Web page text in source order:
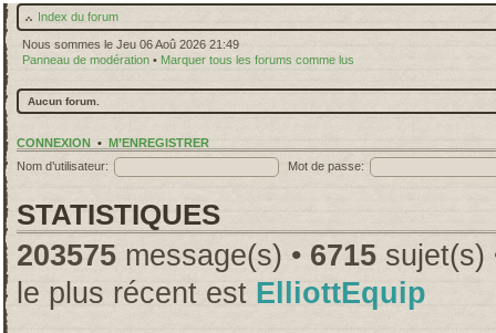
Index du forum
Nous sommes le Jeu 06 Aoû 2026 21:49
Panneau de modération • Marquer tous les forums comme lus
Aucun forum.
CONNEXION • M’ENREGISTRER
Nom d’utilisateur:
Mot de passe:
STATISTIQUES
203575 message(s) • 6715 sujet(s)
le plus récent est ElliottEquip